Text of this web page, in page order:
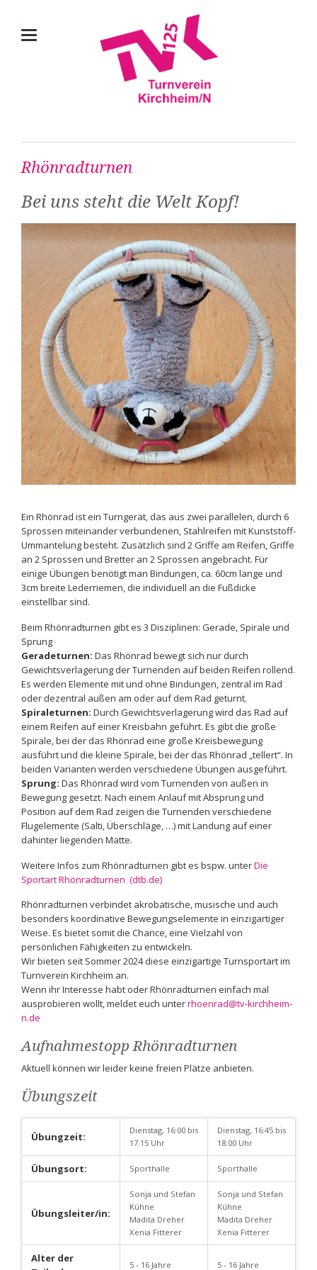
Rhönradturnen
Bei uns steht die Welt Kopf!
Ein Rhönrad ist ein Turngerät, das aus zwei parallelen, durch 6
Sprossen miteinander verbundenen, Stahlreifen mit Kunststoff-
Ummantelung besteht. Zusätzlich sind 2 Griffe am Reifen, Griffe
an 2 Sprossen und Bretter an 2 Sprossen angebracht. Für
einige Übungen benötigt man Bindungen, ca. 60cm lange und
3cm breite Lederriemen, die individuell an die Fußdicke
einstellbar sind.
Beim Rhönradturnen gibt es 3 Disziplinen: Gerade, Spirale und
Sprung
Geradeturnen: Das Rhönrad bewegt sich nur durch
Gewichtsverlagerung der Turnenden auf beiden Reifen rollend.
Es werden Elemente mit und ohne Bindungen, zentral im Rad
oder dezentral außen am oder auf dem Rad geturnt.
Spiraleturnen: Durch Gewichtsverlagerung wird das Rad auf
einem Reifen auf einer Kreisbahn geführt. Es gibt die große
Spirale, bei der das Rhönrad eine große Kreisbewegung
ausführt und die kleine Spirale, bei der das Rhönrad „tellert“. In
beiden Varianten werden verschiedene Übungen ausgeführt.
Sprung: Das Rhönrad wird vom Turnenden von außen in
Bewegung gesetzt. Nach einem Anlauf mit Absprung und
Position auf dem Rad zeigen die Turnenden verschiedene
Flugelemente (Salti, Überschläge, …) mit Landung auf einer
dahinter liegenden Matte.
Weitere Infos zum Rhönradturnen gibt es bspw. unterDie
Sportart Rhönradturnen (dtb.de)
Rhönradturnen verbindet akrobatische, musische und auch
besonders koordinative Bewegungselemente in einzigartiger
Weise. Es bietet somit die Chance, eine Vielzahl von
persönlichen Fähigkeiten zu entwickeln.
Wir bieten seit Sommer 2024 diese einzigartige Turnsportart im
Turnverein Kirchheim an.
Wenn ihr Interesse habt oder Rhönradturnen einfach mal
ausprobieren wollt, meldet euch unterrhoenrad@tv-kirchheim-
n.de
Aufnahmestopp Rhönradturnen
Aktuell können wir leider keine freien Plätze anbieten.
Übungszeit
Übungzeit:
Dienstag, 16:00 bis
17:15 Uhr
Dienstag, 16:45 bis
18:00 Uhr
Übungsort: Sporthalle Sporthalle
Übungsleiter/in:
Sonja und Stefan
Kühne
Madita Dreher
Xenia Fitterer
Sonja und Stefan
Kühne
Madita Dreher
Xenia Fitterer
Alter der
5 - 16 Jahre 5 - 16 Jahre